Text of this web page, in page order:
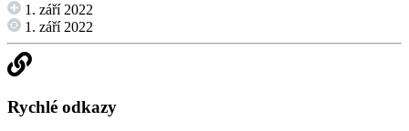
1. září 2022
1. září 2022
Rychlé odkazy